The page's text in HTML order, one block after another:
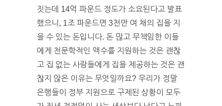
짓는데 14억 파운드 정도가 소요된다고 발표
했으니, 1조 파운드면 3천만 여 채의 집을 지
을 수 있는 돈입니다. 돈 많고 무책임한 이들
에게 천문학적인 액수를 지원하는 것은 괜찮
고 집 없는 사람들에게 집을 제공하는 것은 괜
찮지 않은 이유는 무엇일까요? 우리가 정말
은행들이 정부 지원으로 구제된 상황이 모두